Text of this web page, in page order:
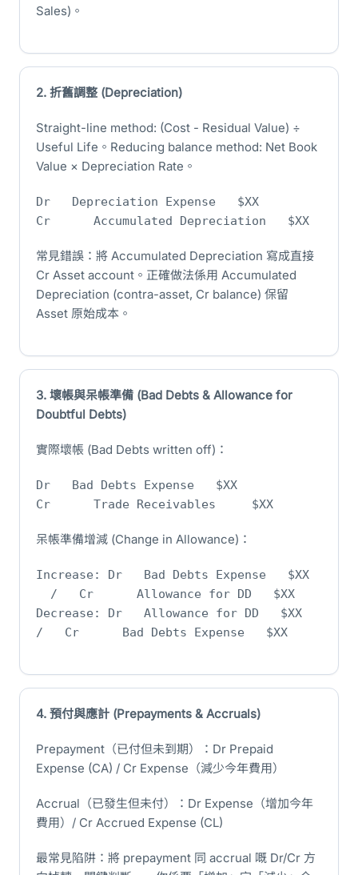
Sales)。
2. 折舊調整 (Depreciation)
Straight-line method: (Cost - Residual Value) ÷
Useful Life。Reducing balance method: Net Book
Value × Depreciation Rate。
Dr Depreciation Expense $XX
Cr Accumulated Depreciation $XX
常見錯誤：將 Accumulated Depreciation 寫成直接
Cr Asset account。正確做法係用 Accumulated
Depreciation (contra-asset, Cr balance) 保留
Asset 原始成本。
3. 壞帳與呆帳準備 (Bad Debts & Allowance for
Doubtful Debts)
實際壞帳 (Bad Debts written off)：
Dr Bad Debts Expense $XX
Cr Trade Receivables $XX
呆帳準備增減 (Change in Allowance)：
Increase: Dr Bad Debts Expense $XX
/ Cr Allowance for DD $XX
Decrease: Dr Allowance for DD $XX
/ Cr Bad Debts Expense $XX
4. 預付與應計 (Prepayments & Accruals)
Prepayment（已付但未到期）：Dr Prepaid
Expense (CA) / Cr Expense（減少今年費用）
Accrual（已發生但未付）：Dr Expense（增加今年
費用）/ Cr Accrued Expense (CL)
最常見陷阱：將 prepayment 同 accrual 嘅 Dr/Cr 方